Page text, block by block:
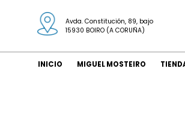
Avda. Constitución, 89, bajo
15930 BOIRO (A CORUÑA)
INICIO MIGUEL MOSTEIRO